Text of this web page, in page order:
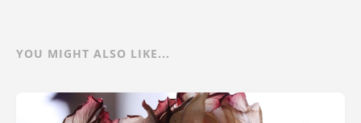
YOU MIGHT ALSO LIKE...